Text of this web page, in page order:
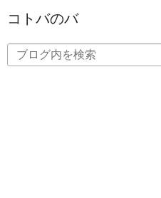
コトバのバ